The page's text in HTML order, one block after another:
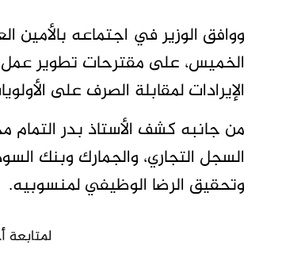
ووافق الوزير في اجتماعه بالأمين
الخميس، على مقترحات تطوير عمل
الإيرادات لمقابلة الصرف على
من جانبه كشف الأستاذ بدر
السجل التجاري، والجمارك وبنك
وتحقيق الرضا الوظيفي لمنسوبيه.